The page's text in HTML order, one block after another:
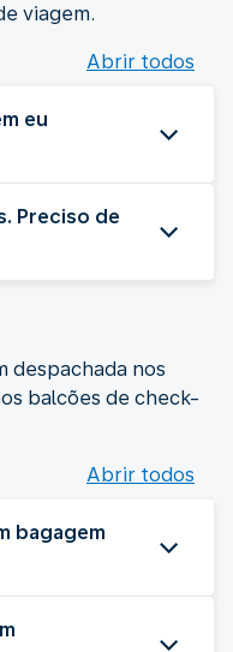
viagem.
Abrir todos
eu
Preciso de
despachada nos
balcões de check-
Abrir todos
bagagem